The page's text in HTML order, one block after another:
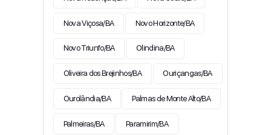
Nova Viçosa/BA Novo Horizonte/BA
Novo Triunfo/BA Olindina/BA
Oliveira dos Brejinhos/BA Ouriçangas/BA
Ourolândia/BA Palmas de Monte Alto/BA
Palmeiras/BA Paramirim/BA